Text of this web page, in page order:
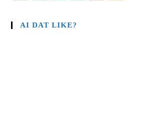
AI DAT LIKE?